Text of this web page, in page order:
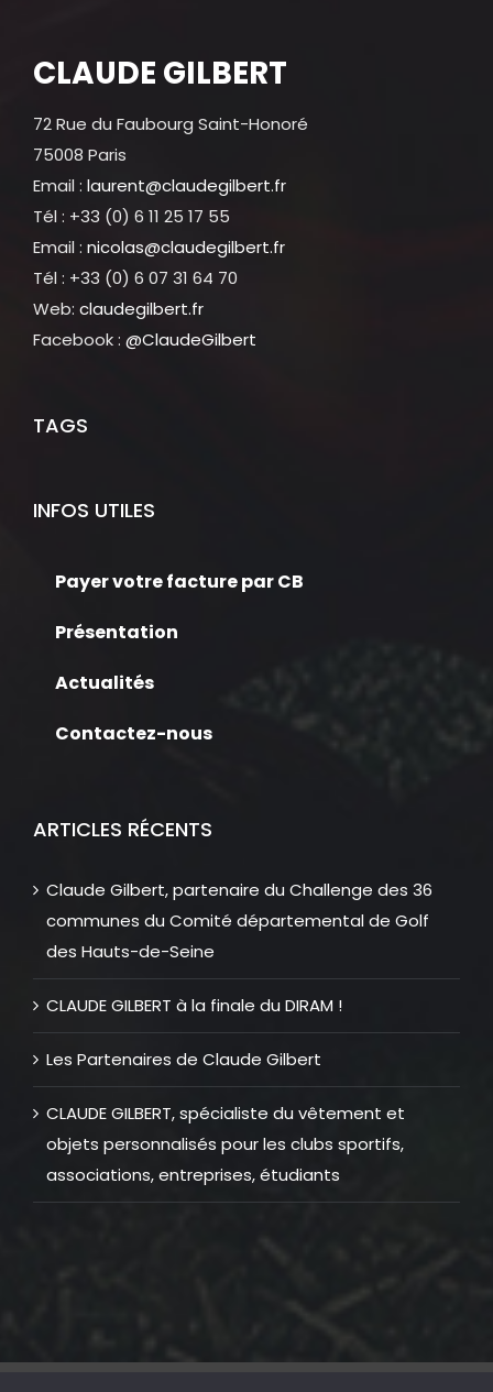
CLAUDE GILBERT
72 Rue du Faubourg Saint-Honoré
75008 Paris
Email : laurent@claudegilbert.fr
Tél : +33 (0) 6 11 25 17 55
Email : nicolas@claudegilbert.fr
Tél : +33 (0) 6 07 31 64 70
Web: claudegilbert.fr
Facebook : @ClaudeGilbert
TAGS
INFOS UTILES
Payer votre facture par CB
Présentation
Actualités
Contactez-nous
ARTICLES RÉCENTS
Claude Gilbert, partenaire du Challenge des 36
communes du Comité départemental de Golf
des Hauts-de-Seine
CLAUDE GILBERT à la finale du DIRAM !
Les Partenaires de Claude Gilbert
CLAUDE GILBERT, spécialiste du vêtement et
objets personnalisés pour les clubs sportifs,
associations, entreprises, étudiants